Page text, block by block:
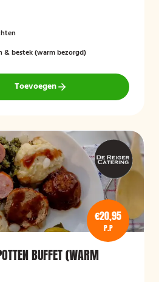
& bestek (warm bezorgd)
Toevoegen
€20,95
P.P
BUFFET (WARM